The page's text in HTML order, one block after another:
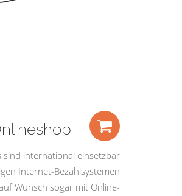
sind international einsetzbar
Internet-Bezahlsystemen
Wunsch sogar mit Online-